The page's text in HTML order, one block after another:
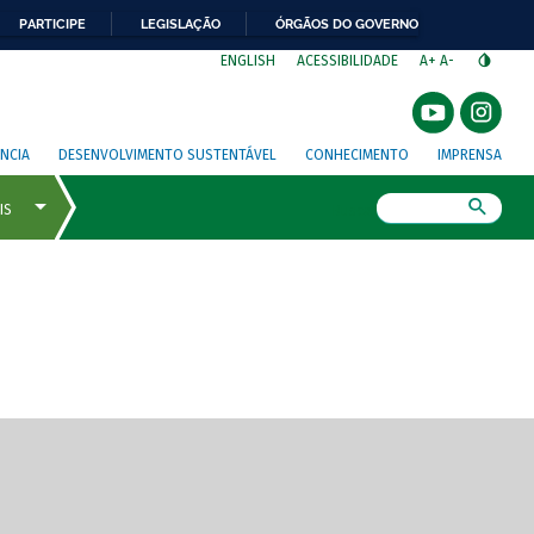
PARTICIPE LEGISLAÇÃO ÓRGÃOS DO GOVERNO
ENGLISH ACESSIBILIDADE A+ A-
DESENVOLVIMENTO SUSTENTÁVEL CONHECIMENTO IMPRENSA
de tela